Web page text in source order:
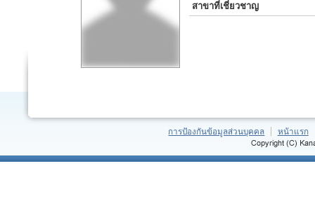
สาขาที่เชี่ยวชาญ
การป้องกันข้อมูลส่วนบุคคล หน้าแรก